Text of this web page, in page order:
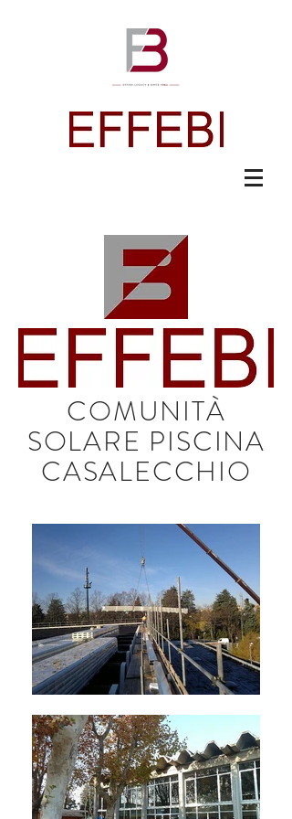
COMUNITÀ
SOLARE PISCINA
CASALECCHIO